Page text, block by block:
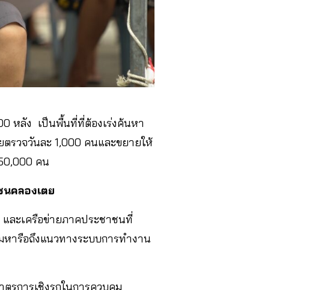
หลัง​ เป็นพื้นที่ที่ต้องเร่งค้นหา
รวจวันละ 1​,000 คน​และขยายให้
คน
คลองเตย
ละเครือข่ายภาคประชาชนที่
ารือถึงแนวทางระบบการทำงาน
รการเชิงรุกในการควบคุม